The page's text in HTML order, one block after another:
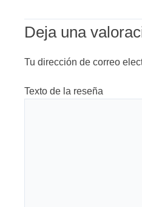
Deja una
Tu dirección de correo
Texto de la reseña